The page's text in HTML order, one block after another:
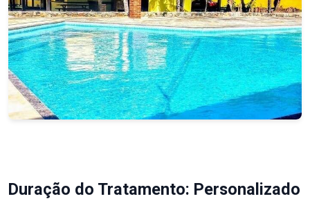
Duração do Tratamento: Personalizado